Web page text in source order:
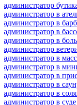
администратор
администратор в
администратор в
администратор в
администратор в
администратор
администратор в
администратор в
администратор в
администратор в
администратор в
администратор в суде